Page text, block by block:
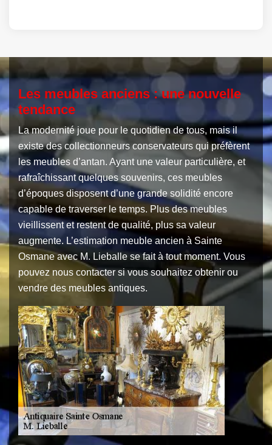
Les meubles anciens : une nouvelle
tendance
La modernité joue pour le quotidien de tous, mais il
existe des collectionneurs conservateurs qui préfèrent
les meubles d’antan. Ayant une valeur particulière, et
rafraîchissant quelques souvenirs, ces meubles
d’époques disposent d’une grande solidité encore
capable de traverser le temps. Plus des meubles
vieillissent et restent de qualité, plus sa valeur
augmente. L’estimation meuble ancien à Sainte
Osmane avec M. Lieballe se fait à tout moment. Vous
pouvez nous contacter si vous souhaitez obtenir ou
vendre des meubles antiques.